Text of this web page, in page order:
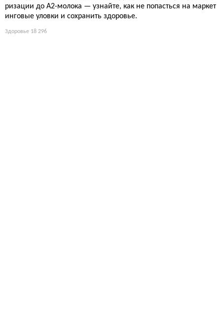
ризации до А2-молока — узнайте, как не попасться на маркет
инговые уловки и сохранить здоровье.
Здоровье 18 296